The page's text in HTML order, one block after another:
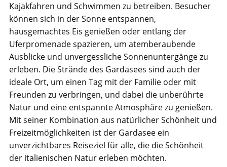
Kajakfahren und Schwimmen zu betreiben. Besucher
können sich in der Sonne entspannen,
hausgemachtes Eis genießen oder entlang der
Uferpromenade spazieren, um atemberaubende
Ausblicke und unvergessliche Sonnenuntergänge zu
erleben. Die Strände des Gardasees sind auch der
ideale Ort, um einen Tag mit der Familie oder mit
Freunden zu verbringen, und dabei die unberührte
Natur und eine entspannte Atmosphäre zu genießen.
Mit seiner Kombination aus natürlicher Schönheit und
Freizeitmöglichkeiten ist der Gardasee ein
unverzichtbares Reiseziel für alle, die die Schönheit
der italienischen Natur erleben möchten.